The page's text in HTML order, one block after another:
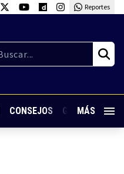
Reportes
CONSEJOS GUARDIA
MÁS